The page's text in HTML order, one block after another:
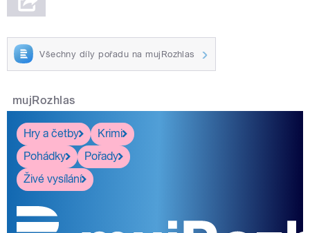
Všechny díly pořadu na mujRozhlas
mujRozhlas
Hry a četby
Krimi
Pohádky
Pořady
Živé vysílání